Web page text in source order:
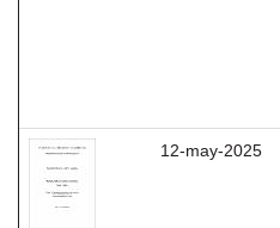
12-may-2025